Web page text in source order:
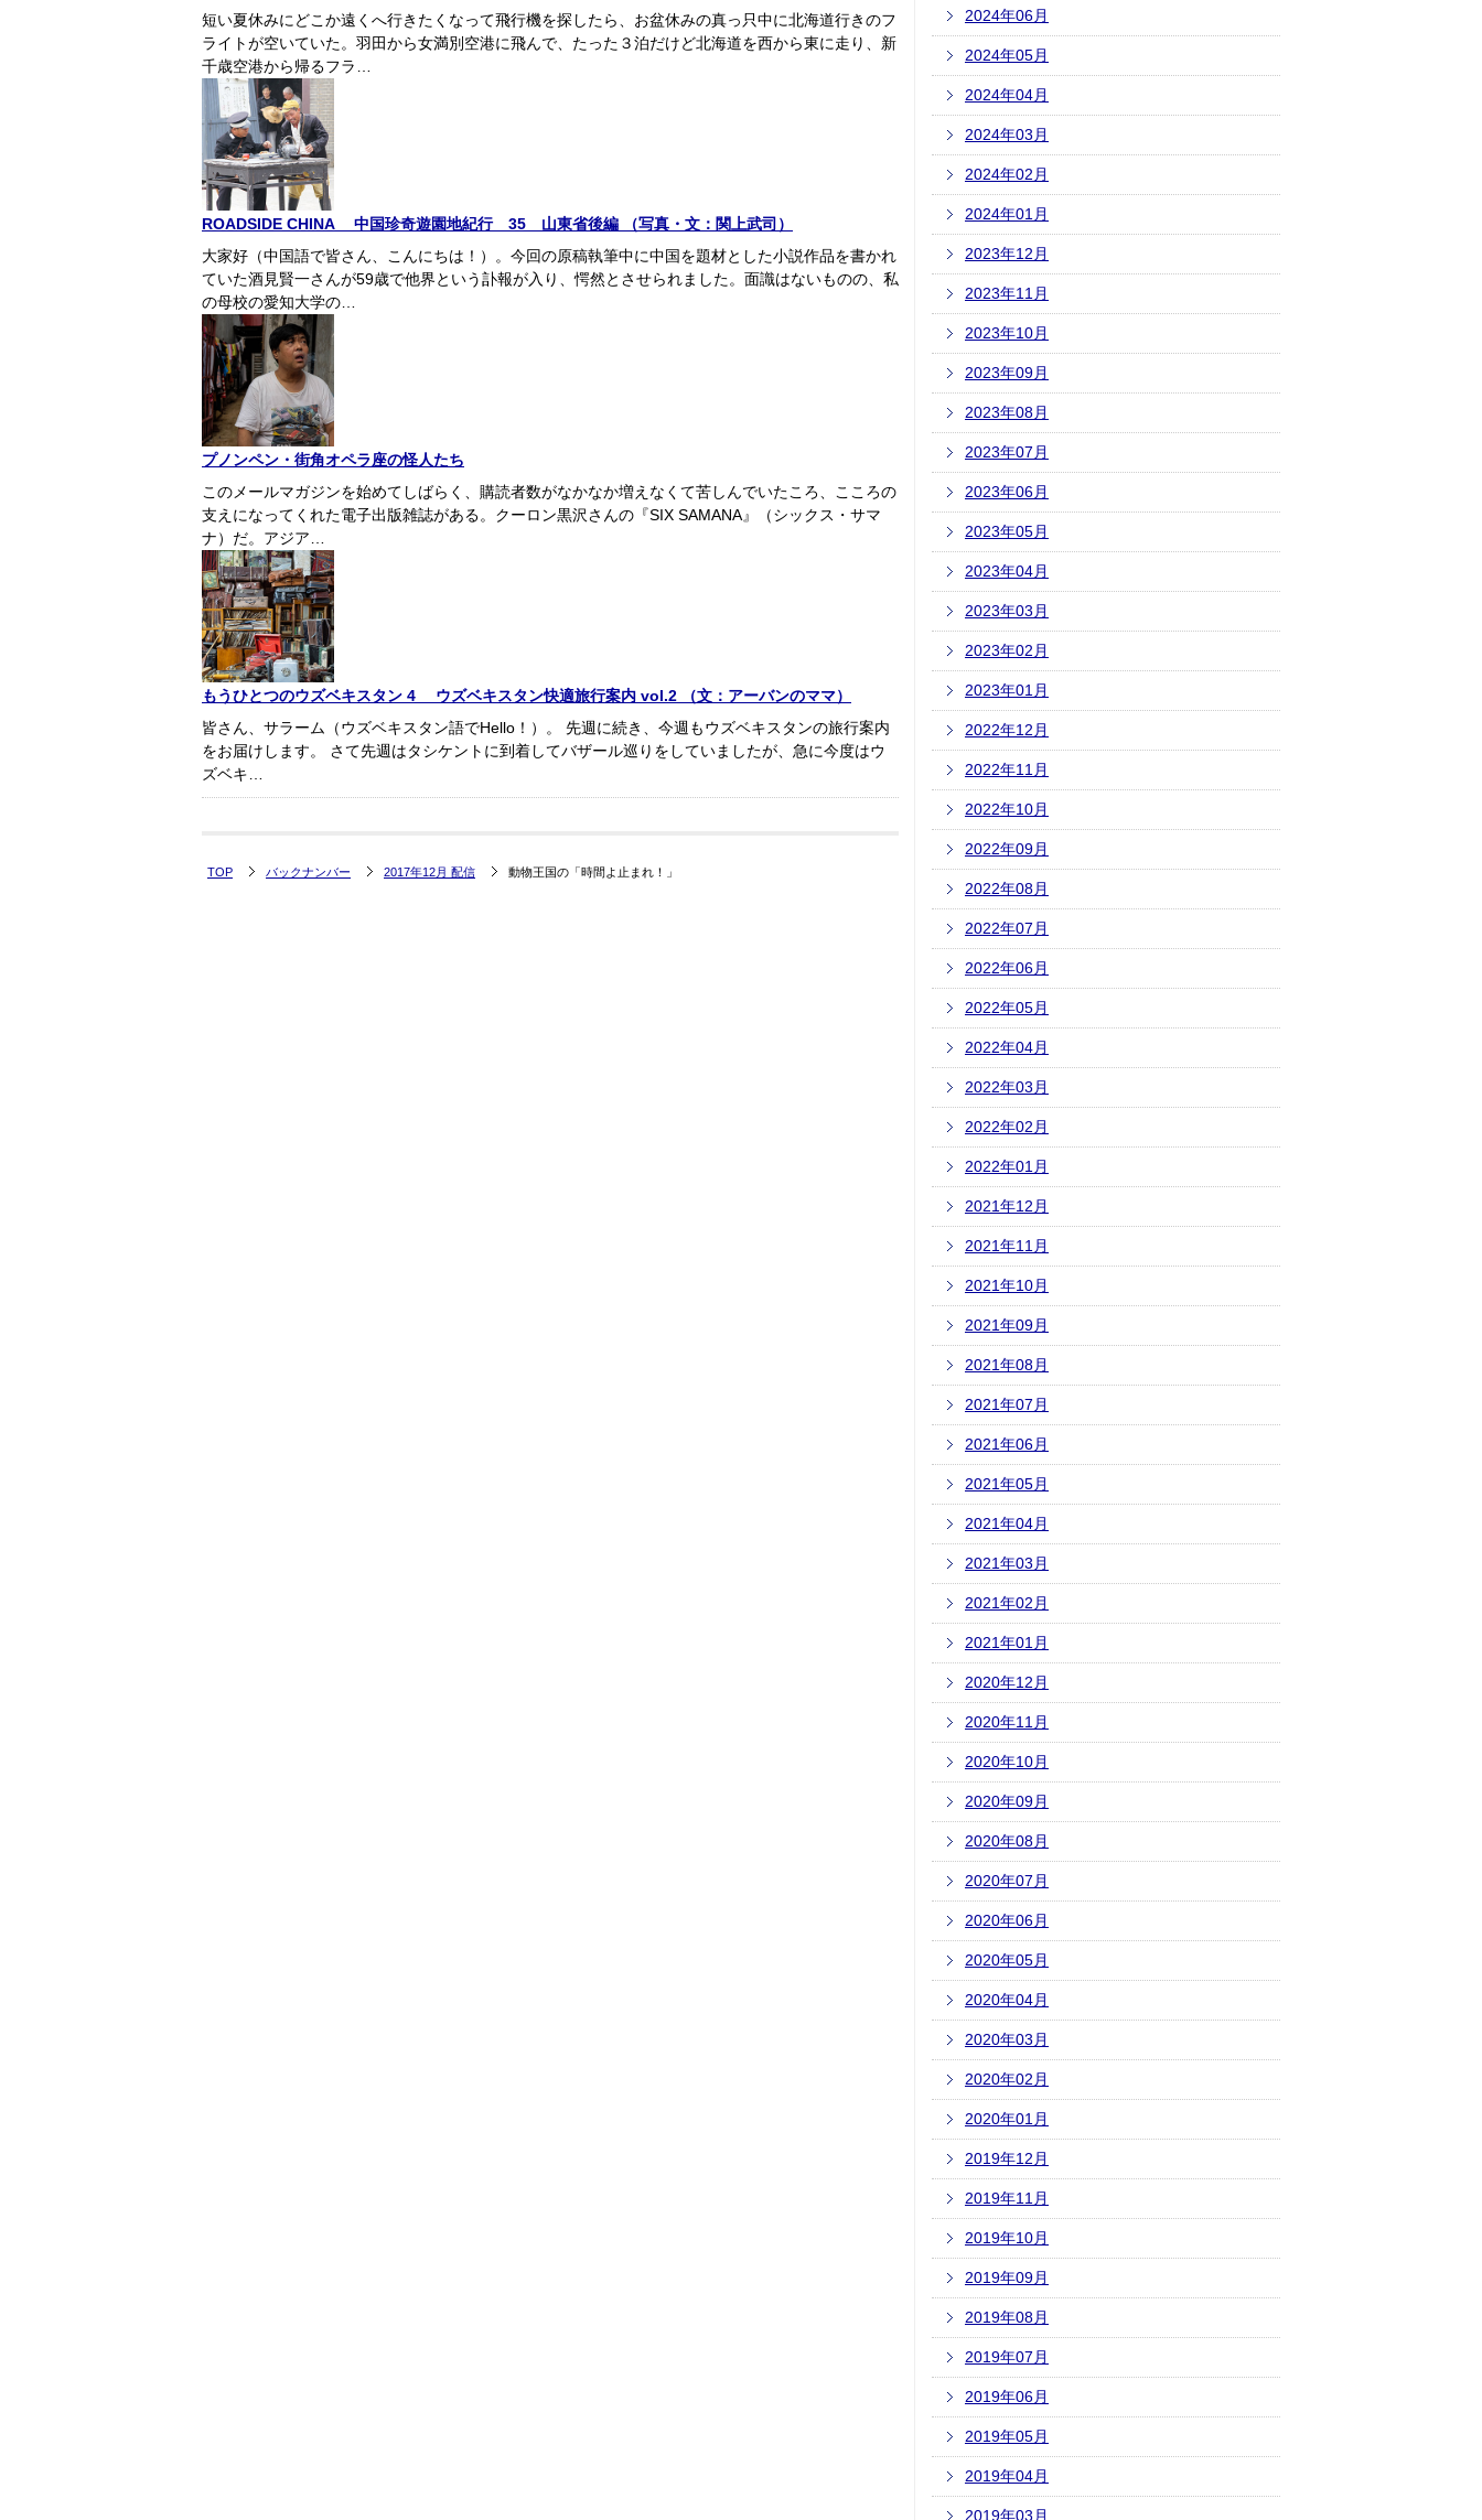
短い夏休みにどこか遠くへ行きたくなって飛行機を探したら、お盆休みの真っ只中に北海道行きのフ
ライトが空いていた。羽田から女満別空港に飛んで、たった３泊だけど北海道を西から東に走り、新
千歳空港から帰るフラ…
ROADSIDE CHINA 中国珍奇遊園地紀行 35 山東省後編 （写真・文：関上武司）
大家好（中国語で皆さん、こんにちは！）。今回の原稿執筆中に中国を題材とした小説作品を書かれ
ていた酒見賢一さんが59歳で他界という訃報が入り、愕然とさせられました。面識はないものの、私
の母校の愛知大学の…
プノンペン・街角オペラ座の怪人たち
このメールマガジンを始めてしばらく、購読者数がなかなか増えなくて苦しんでいたころ、こころの
支えになってくれた電子出版雑誌がある。クーロン黒沢さんの『SIX SAMANA』（シックス・サマ
ナ）だ。アジア…
もうひとつのウズベキスタン 4 ウズベキスタン快適旅行案内 vol.2 （文：アーバンのママ）
皆さん、サラーム（ウズベキスタン語でHello！）。 先週に続き、今週もウズベキスタンの旅行案内
をお届けします。 さて先週はタシケントに到着してバザール巡りをしていましたが、急に今度はウ
ズベキ…
TOP バックナンバー 2017年12月 配信 動物王国の「時間よ止まれ！」
2024年06月
2024年05月
2024年04月
2024年03月
2024年02月
2024年01月
2023年12月
2023年11月
2023年10月
2023年09月
2023年08月
2023年07月
2023年06月
2023年05月
2023年04月
2023年03月
2023年02月
2023年01月
2022年12月
2022年11月
2022年10月
2022年09月
2022年08月
2022年07月
2022年06月
2022年05月
2022年04月
2022年03月
2022年02月
2022年01月
2021年12月
2021年11月
2021年10月
2021年09月
2021年08月
2021年07月
2021年06月
2021年05月
2021年04月
2021年03月
2021年02月
2021年01月
2020年12月
2020年11月
2020年10月
2020年09月
2020年08月
2020年07月
2020年06月
2020年05月
2020年04月
2020年03月
2020年02月
2020年01月
2019年12月
2019年11月
2019年10月
2019年09月
2019年08月
2019年07月
2019年06月
2019年05月
2019年04月
2019年03月